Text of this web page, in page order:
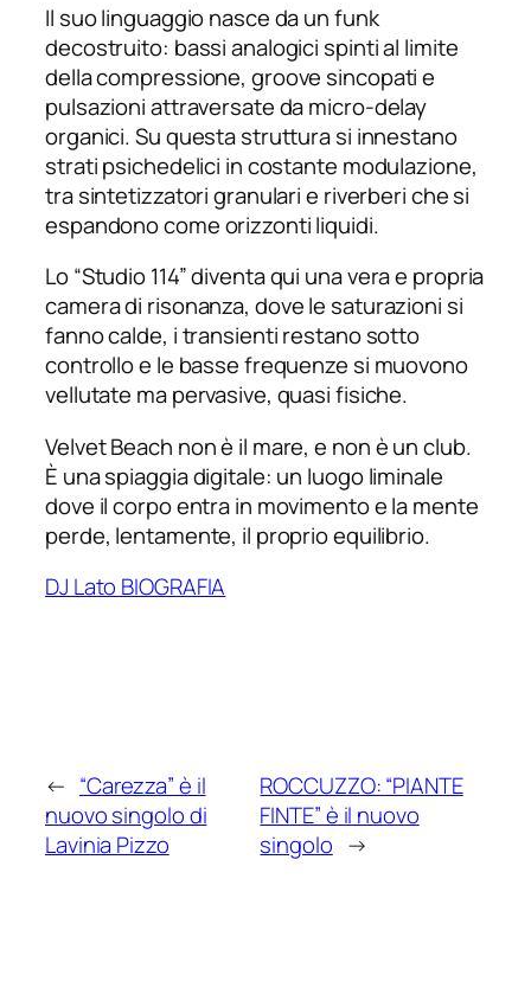
Il suo linguaggio nasce da un funk
decostruito: bassi analogici spinti al limite
della compressione, groove sincopati e
pulsazioni attraversate da micro-delay
organici. Su questa struttura si innestano
strati psichedelici in costante modulazione,
tra sintetizzatori granulari e riverberi che si
espandono come orizzonti liquidi.
Lo “Studio 114” diventa qui una vera e propria
camera di risonanza, dove le saturazioni si
fanno calde, i transienti restano sotto
controllo e le basse frequenze si muovono
vellutate ma pervasive, quasi fisiche.
Velvet Beach non è il mare, e non è un club.
È una spiaggia digitale: un luogo liminale
dove il corpo entra in movimento e la mente
perde, lentamente, il proprio equilibrio.
DJ Lato BIOGRAFIA
← “Carezza” è il
nuovo singolo di
Lavinia Pizzo
ROCCUZZO: “PIANTE
FINTE” è il nuovo
singolo →